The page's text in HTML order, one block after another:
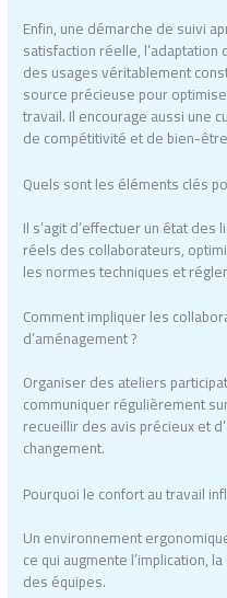
Enfin, une démarche de suivi
satisfaction réelle,
des usages véritablement
source précieuse pour
travail. Il encourage aussi une
de compétitivité et de bien-
Quels sont les éléments clés
Il s’agit d’effectuer un état
réels des collaborateurs,
les normes techniques et
Comment impliquer les
d’aménagement ?
Organiser des ateliers
communiquer régulièrement
recueillir des avis précieux et
changement.
Pourquoi le confort au travail
Un environnement
ce qui augmente l’implication,
des équipes.